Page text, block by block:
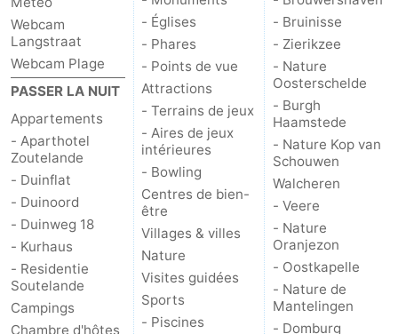
Webcam
Langstraat
Webcam Plage
PASSER LA NUIT
Appartements
- Aparthotel
Zoutelande
- Duinflat
- Duinoord
- Duinweg 18
- Kurhaus
- Residentie
Soutelande
Campings
Chambre d'hôtes
- Églises
- Phares
- Points de vue
Attractions
- Terrains de jeux
- Aires de jeux
intérieures
- Bowling
Centres de bien-
être
Villages & villes
Nature
Visites guidées
Sports
- Piscines
- Bruinisse
- Zierikzee
- Nature
Oosterschelde
- Burgh
Haamstede
- Nature Kop van
Schouwen
Walcheren
- Veere
- Nature
Oranjezon
- Oostkapelle
- Nature de
Mantelingen
- Domburg